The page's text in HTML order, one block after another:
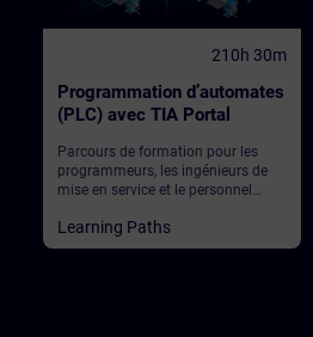
210h 30m
Programmation d’automates
(PLC) avec TIA Portal
Parcours de formation pour les
programmeurs, les ingénieurs de
mise en service et le personnel
Learning Paths